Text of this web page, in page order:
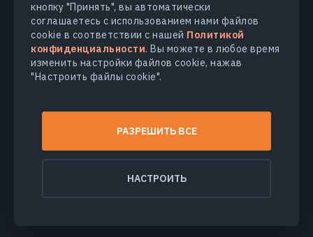
кнопку "Принять", вы автоматически
соглашаетесь с использованием нами файлов
cookie в соответствии с нашей Политикой
конфиденциальности. Вы можете в любое время
изменить настройки файлов cookie, нажав
"Настроить файлы cookie".
РАЗРЕШИТЬ ВСЕ
НАСТРОИТЬ